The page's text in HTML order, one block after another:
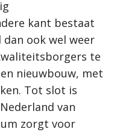
kant bestaat
ook wel weer
te
nieuwbouw, met
Tot slot is
van
zorgt voor